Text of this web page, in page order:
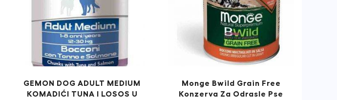
GEMON DOG ADULT MEDIUM
KOMADIĆI TUNA I LOSOS U
Monge Bwild Grain Free
Konzerva Za Odrasle Pse